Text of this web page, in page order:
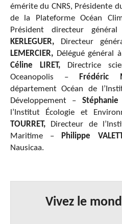
émérite du CNRS, Présidente
de la Plateforme Océan
Président directeur
KERLEGUER, Directeur
LEMERCIER, Délégué général
Céline LIRET, Directrice
Oceanopolis – Frédéric
département Océan de
Développement – Stéphanie
l’Institut Écologie et
TOURRET, Directeur de
Maritime – Philippe
Nausicaa.
Vivez le